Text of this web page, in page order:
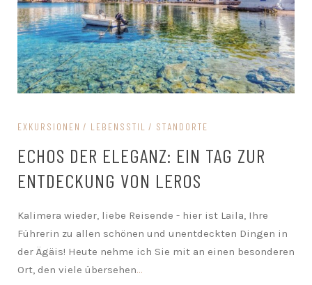
EXKURSIONEN LEBENSSTIL STANDORTE
ECHOS DER ELEGANZ: EIN TAG ZUR
ENTDECKUNG VON LEROS
Kalimera wieder, liebe Reisende - hier ist Laila, Ihre
Führerin zu allen schönen und unentdeckten Dingen in
der Ägäis! Heute nehme ich Sie mit an einen besonderen
Ort, den viele übersehen...